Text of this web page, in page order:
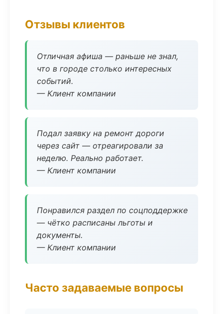
Отзывы клиентов
Отличная афиша — раньше не знал,
что в городе столько интересных
событий.
— Клиент компании
Подал заявку на ремонт дороги
через сайт — отреагировали за
неделю. Реально работает.
— Клиент компании
Понравился раздел по соцподдержке
— чётко расписаны льготы и
документы.
— Клиент компании
Часто задаваемые вопросы